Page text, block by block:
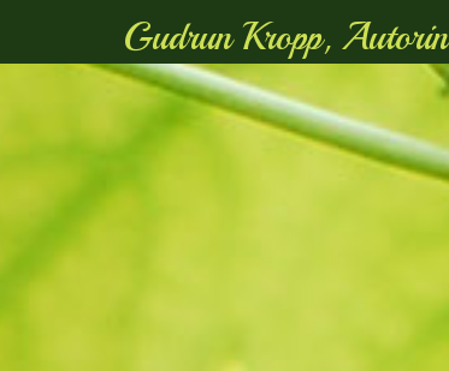
Gudrun Kropp, Autorin